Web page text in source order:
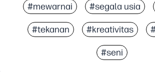
#mewarnai #segala usia
#tekanan #kreativitas
#seni